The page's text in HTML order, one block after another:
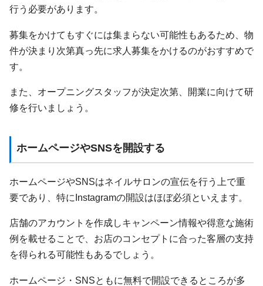
行う必要があります。
募集をかけてもすぐには集まらない可能性もあるため、物
件が決まり次第真っ先に求人募集をかけるのがおすすめで
す。
また、オープニングスタッフが決定次第、開業に向けて研
修を行いましょう。
ホームページやSNSを開設する
ホームページやSNSはネイルサロンの宣伝を行う上で重
要であり、特にInstagramの開設はほぼ必須といえます。
店舗のアカウントを作成しキャンペーン情報や得意な施術
例を載せることで、お店のコンセプトに合った客層の支持
を得られる可能性もあるでしょう。
ホームページ・SNSともに無料で開設できるところが多